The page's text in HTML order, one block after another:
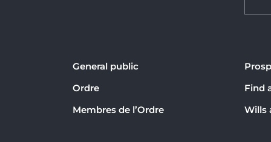
General public
Ordre
Membres de l’Ordre
Find
Wills